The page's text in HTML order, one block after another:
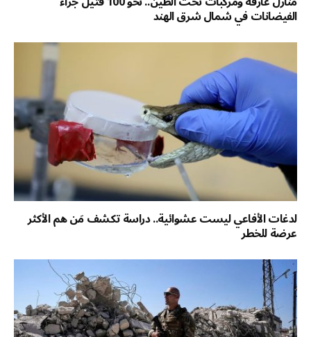
الفيضانات في شمال شرق الهند
لدغات الأفاعي ليست عشوائية.. دراسة تكشف مَن هم الأكثر
عرضة للخطر